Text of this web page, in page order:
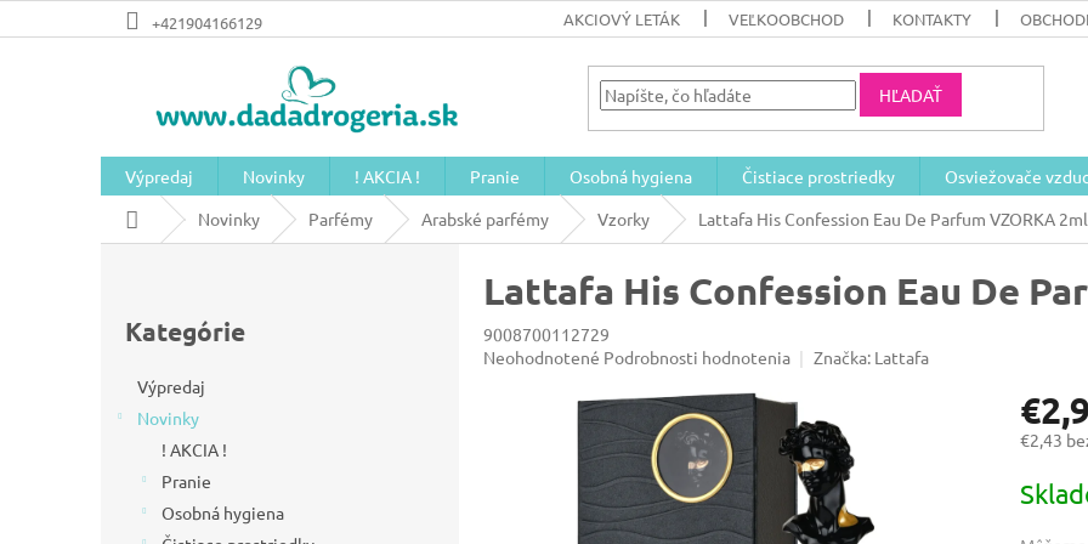
na
+421904166129 AKCIOVÝ LETÁK VEĽKOOBCHOD KONTAKTY
HĽADAŤ
Výpredaj Novinky ! AKCIA ! Pranie Osobná hygiena Čistiace prostriedky Osviežovače
DomovNovinky Parfémy Arabské parfémy Vzorky Lattafa His Confession Eau De Parfum VZORKA 2ml
p
kategórie
Kategórie
Výpredaj
Novinky
! AKCIA !
Pranie
Osobná hygiena
Lattafa His Confession Eau De
9008700112729
Priemerné
Neohodnotené Podrobnosti hodnotenia Značka: Lattafa
€2,43
cena: